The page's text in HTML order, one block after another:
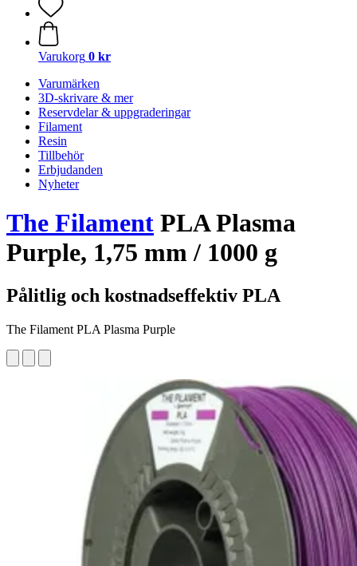
Varukorg 0 kr
Varumärken
3D-skrivare & mer
Reservdelar & uppgraderingar
Filament
Resin
Tillbehör
Erbjudanden
Nyheter
The Filament PLA Plasma
Purple, 1,75 mm / 1000 g
Pålitlig och kostnadseffektiv PLA
The Filament PLA Plasma Purple